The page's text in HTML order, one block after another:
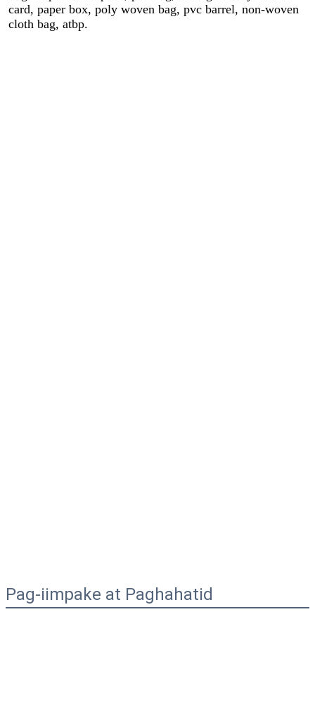
card, paper box, poly woven bag, pvc barrel, non-woven
cloth bag, atbp.
Pag-iimpake at Paghahatid